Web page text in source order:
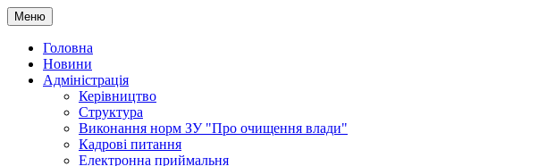
Меню
Головна
Новини
Адміністрація
Керівництво
Структура
Виконання норм ЗУ "Про очищення влади"
Кадрові питання
Електронна приймальня